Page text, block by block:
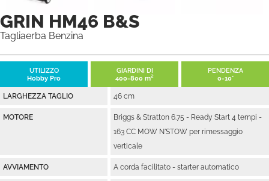
GRIN HM46 B&S
Tagliaerba Benzina
UTILIZZO
Hobby Pro
GIARDINI DI
400-800 m²
PENDENZA
0-10°
LARGHEZZA TAGLIO 46 cm
MOTORE
Briggs & Stratton 6.75 - Ready Start 4 tempi -
163 CC MOW N'STOW per rimessaggio
verticale
AVVIAMENTO A corda facilitato - starter automatico